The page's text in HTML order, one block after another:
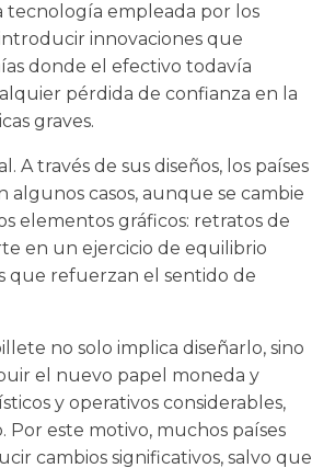
tecnología empleada por los
innovaciones que
donde el efectivo todavía
pérdida de confianza en la
graves.
través de sus diseños, los países
algunos casos, aunque se cambie
elementos gráficos: retratos de
en un ejercicio de equilibrio
que refuerzan el sentido de
no solo implica diseñarlo, sino
el nuevo papel moneda y
y operativos considerables,
este motivo, muchos países
cambios significativos, salvo que